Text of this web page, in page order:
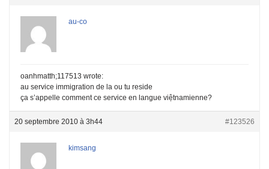
au-co
oanhmatth;117513 wrote:
au service immigration de la ou tu reside
ça s’appelle comment ce service en langue việtnamienne?
20 septembre 2010 à 3h44 #123526
kimsang